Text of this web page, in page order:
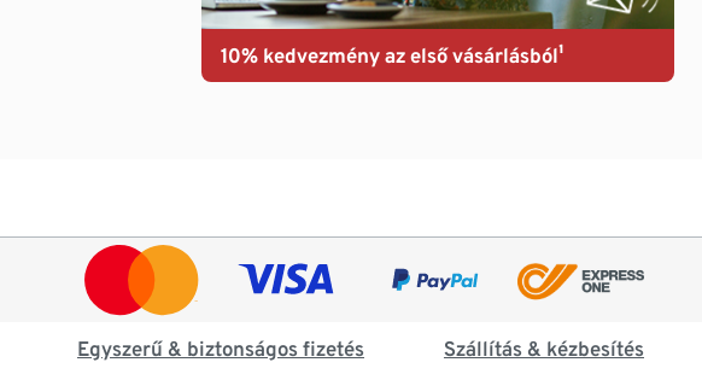
10% kedvezmény az első vásárlásból¹
Egyszerű & biztonságos fizetés Szállítás & kézbesítés